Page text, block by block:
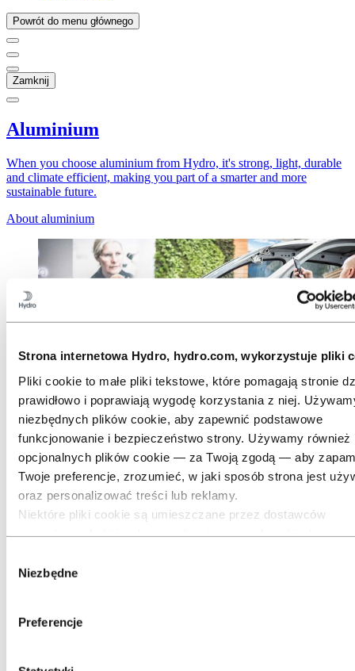
Strona internetowa Hydro, hydro.com, wykorzystuje pliki
Pliki cookie to małe pliki tekstowe, które pomagają stronie
prawidłowo i poprawiają wygodę korzystania z niej.
niezbędnych plików cookie, aby zapewnić podstawowe
funkcjonowanie i bezpieczeństwo strony. Używamy również
opcjonalnych plików cookie — za Twoją zgodą — aby
Twoje preferencje, zrozumieć, w jaki sposób strona jest
oraz personalizować treści lub reklamy.
Niektóre pliki cookie są umieszczane przez dostawców
podczas Twojego korzystania z naszej strony z innymi
odpowiedzialny za dany plik cookie strony trzeciej jest
Listę tych podmiotów znajdziesz w tabeli plików cookie
zgody
Niezbędne
Preferencje
Powrót do menu głównego
Zamknij
Aluminium
When you choose aluminium from Hydro, it's strong, light, durable
and climate efficient, making you part of a smarter and more
sustainable future.
About aluminium